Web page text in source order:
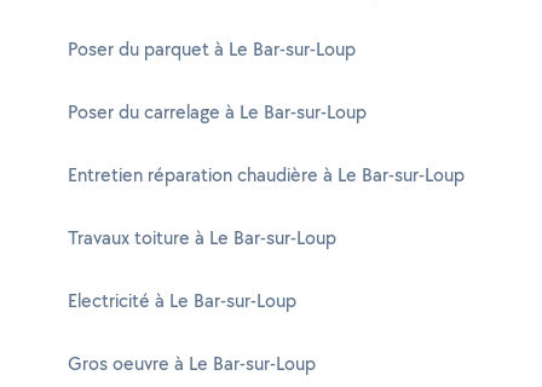
Poser du parquet à Le Bar-sur-Loup
Poser du carrelage à Le Bar-sur-Loup
Entretien réparation chaudière à Le Bar-sur-Loup
Travaux toiture à Le Bar-sur-Loup
Electricité à Le Bar-sur-Loup
Gros oeuvre à Le Bar-sur-Loup